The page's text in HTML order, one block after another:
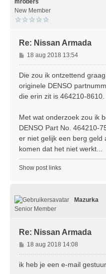
mrobers
New Member
Re: Nissan Armada
B
e
r
c
h
18 aug 2018 13:54
Die zou ik ontzettend
originele DENSO
die erin zit is 464210-8610.
Met wat onderzoek zou ik
DENSO Part No. 464210-
er niet gelijk een berg geld
komen dat het niet werkt...
Show post links
Mazurka
Senior Member
Re: Nissan Armada
B
e
r
18 aug 2018 14:08
ik heb je een e-mail